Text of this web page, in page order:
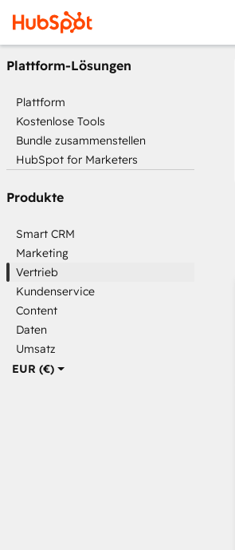
EUR (€)
Plattform-Lösungen
Plattform
Kostenlose Tools
Bundle zusammenstellen
HubSpot for Marketers
Produkte
Smart CRM
Marketing
Vertrieb
Kundenservice
Content
Daten
Umsatz